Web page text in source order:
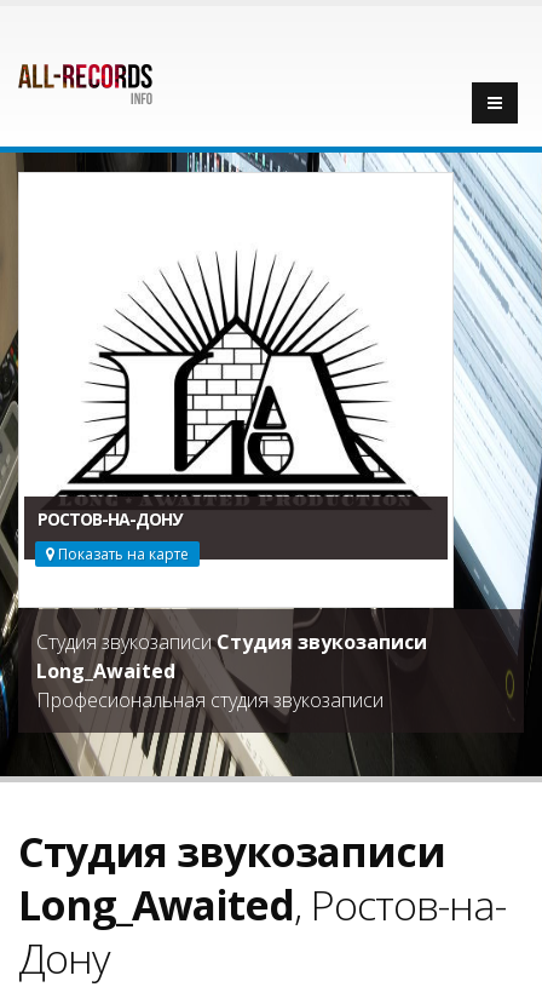
РОСТОВ-НА-ДОНУ
Показать на карте
Студия звукозаписиСтудия звукозаписи
Long_Awaited
Професиональная студия звукозаписи
Студия звукозаписи
Long_Awaited, Ростов-на-
Дону